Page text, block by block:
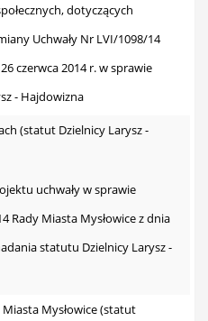
dotyczących
Uchwały Nr LVI/1098/14
czerwca 2014 r. w sprawie
- Hajdowizna
(statut Dzielnicy Larysz -
uchwały w sprawie
Rady Miasta Mysłowice z dnia
statutu Dzielnicy Larysz -
Mysłowice (statut